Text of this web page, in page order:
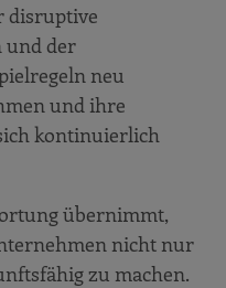
disruptive
und der
neu
und ihre
kontinuierlich
übernimmt,
nicht nur
zu machen.